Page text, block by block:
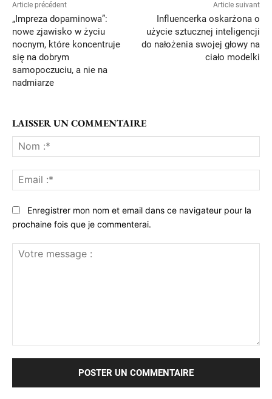
Article précédent
„Impreza dopaminowa”:
nowe zjawisko w życiu
nocnym, które koncentruje
się na dobrym
samopoczuciu, a nie na
nadmiarze
Article suivant
Influencerka oskarżona o
użycie sztucznej inteligencji
do nałożenia swojej głowy na
ciało modelki
LAISSER UN COMMENTAIRE
:*
:*
Enregistrer mon nom et email dans ce navigateur pour la
prochaine fois que je commenterai.